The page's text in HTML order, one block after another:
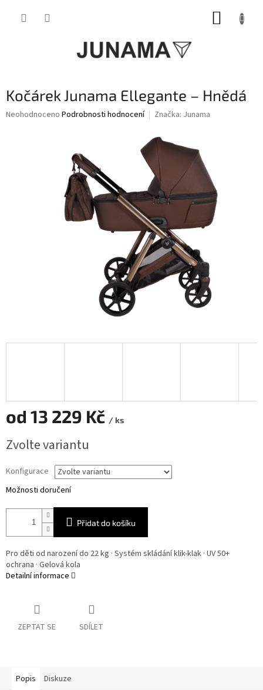
Kočárek Junama Ellegante – Hnědá
Průměrné
Neohodnoceno Podrobnosti hodnocení Značka: Junama
od 13 229 Kč / ks
cena:
Zvolte variantu
Konfigurace
Možnosti doručení
Přidat do košíku
Pro děti od narození do 22 kg · Systém skládání klik-klak · UV 50+
ochrana · Gelová kola
Detailní informace
ZEPTAT SE SDÍLET
Popis Diskuze